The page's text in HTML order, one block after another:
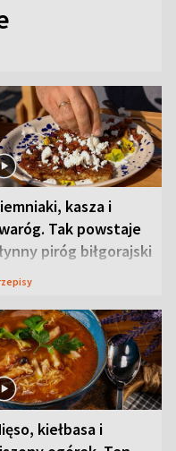
kasza i
Tak powstaje
piróg biłgorajski
kiełbasa i